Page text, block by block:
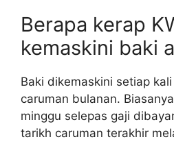
Berapa kerap
kemaskini baki
Baki dikemaskini setiap
caruman bulanan.
minggu selepas gaji
tarikh caruman terakhir